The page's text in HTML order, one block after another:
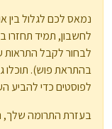
נמאס לכם לגלול בין
לחשבון, תמיד תחזרו
לבחור לקבל התראות
לפוסטים כדי להביע
בעזרת התרומה שלך,